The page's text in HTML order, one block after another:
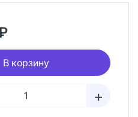
В корзину
+